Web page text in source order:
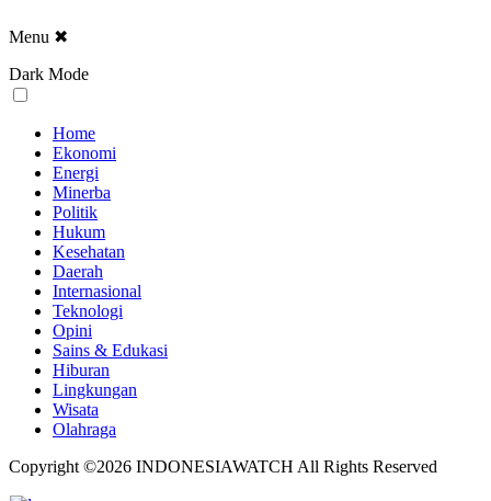
Menu ✖
Dark Mode
Home
Ekonomi
Energi
Minerba
Politik
Hukum
Kesehatan
Daerah
Internasional
Teknologi
Opini
Sains & Edukasi
Hiburan
Lingkungan
Wisata
Olahraga
Copyright ©2026 INDONESIAWATCH All Rights Reserved